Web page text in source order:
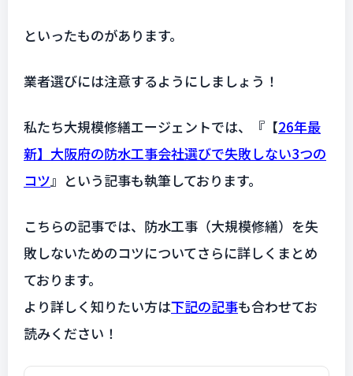
といったものがあります。
業者選びには注意するようにしましょう！
私たち大規模修繕エージェントでは、『 【26年最
新】大阪府の防水工事会社選びで失敗しない3つの
コツ』という記事も執筆しております。
こちらの記事では、防水工事（大規模修繕）を失
敗しないためのコツについてさらに詳しくまとめ
ております。
より詳しく知りたい方は下記の記事も合わせてお
読みください！